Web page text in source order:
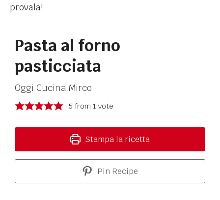
provala!
Pasta al forno
pasticciata
Oggi Cucina Mirco
5 from 1 vote
Stampa la ricetta
Pin Recipe